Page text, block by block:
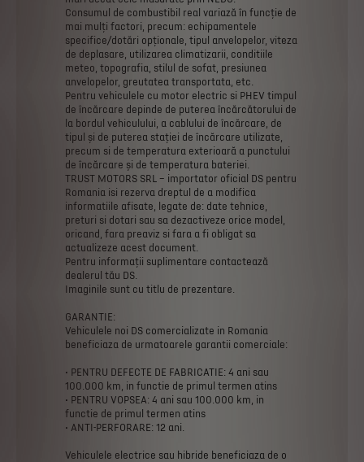
Consumul de combustibil real variază în funcție de
mai mulți factori, precum: echipamentele
specifice/dotări opționale, tipul anvelopelor, viteza
de deplasare, utilizarea climatizarii, conditiile
meteo, topografia, stilul de sofat, presiunea
anvelopelor, greutatea transportata, etc.
Pentru vehiculele cu motor electric si PHEV timpul
de încărcare depinde de puterea încărcătorului de
la bordul vehiculului, a cablului de încărcare, de
tipul și de puterea stației de încărcare utilizate,
precum si de temperatura exterioară a punctului
de încărcare și de temperatura bateriei.
TRUST MOTORS SRL – importator oficial DS pentru
Romania isi rezerva dreptul de a modifica
informatiile afisate, legate de: date tehnice,
preturi si dotari sau sa dezactiveze orice model,
oricand, fara preaviz si fara a fi obligat sa
actualizeze acest document.
Pentru informații suplimentare contactează
dealerul tău DS.
Imaginile sunt cu titlu de prezentare.
GARANTIE:
Vehiculele noi DS comercializate in Romania
beneficiaza de urmatoarele garantii comerciale:
• PENTRU DEFECTE DE FABRICATIE: 4 ani sau
100.000 km, in functie de primul termen atins
• PENTRU VOPSEA: 4 ani sau 100.000 km, in
functie de primul termen atins
• ANTI-PERFORARE: 12 ani.
Vehiculele electrice sau hibride beneficiaza de o